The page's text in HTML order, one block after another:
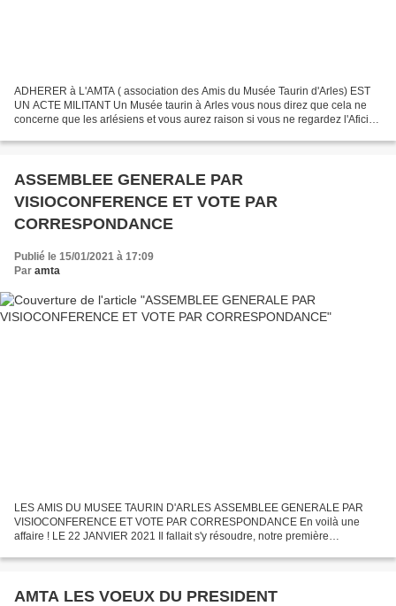
ADHERER à L'AMTA ( association des Amis du Musée Taurin d'Arles) EST
UN ACTE MILITANT Un Musée taurin à Arles vous nous direz que cela ne
concerne que les arlésiens et vous aurez raison si vous ne regardez l'Aficion
ASSEMBLEE GENERALE PAR
VISIOCONFERENCE ET VOTE PAR
CORRESPONDANCE
Publié le 15/01/2021 à 17:09
Par amta
LES AMIS DU MUSEE TAURIN D'ARLES ASSEMBLEE GENERALE PAR
VISIOCONFERENCE ET VOTE PAR CORRESPONDANCE En voilà une
affaire ! LE 22 JANVIER 2021 Il fallait s'y résoudre, notre première
AMTA LES VOEUX DU PRESIDENT